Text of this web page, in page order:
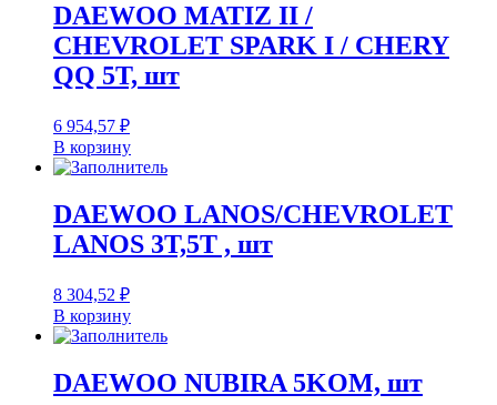
DAEWOO MATIZ II /
CHEVROLET SPARK I / CHERY
QQ 5T, шт
6 954,57 ₽
В корзину
DAEWOO LANOS/CHEVROLET
LANOS 3T,5T , шт
8 304,52 ₽
В корзину
DAEWOO NUBIRA 5KOM, шт